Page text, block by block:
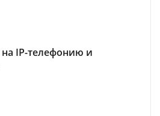
IP-телефонию и